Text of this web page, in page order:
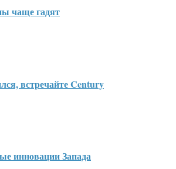
чаще гадят
встречайте Century
инновации Запада